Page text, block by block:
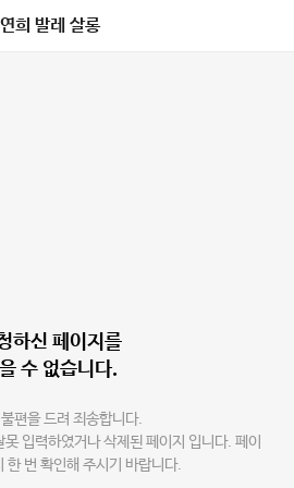
연희 발레 살롱
하신 페이지를
수 없습니다.
편을 드려 죄송합니다.
입력하였거나 삭제된 페이지 입니다. 페이
한 번 확인해 주시기 바랍니다.